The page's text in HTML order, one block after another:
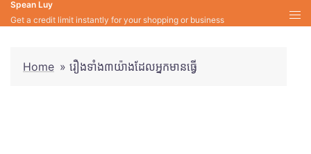
Skip
to
Spean Luy
Get a credit limit instantly for your shopping or business
Home » រឿងទាំង៣យ៉ាងដែលអ្នកមានធ្វើ